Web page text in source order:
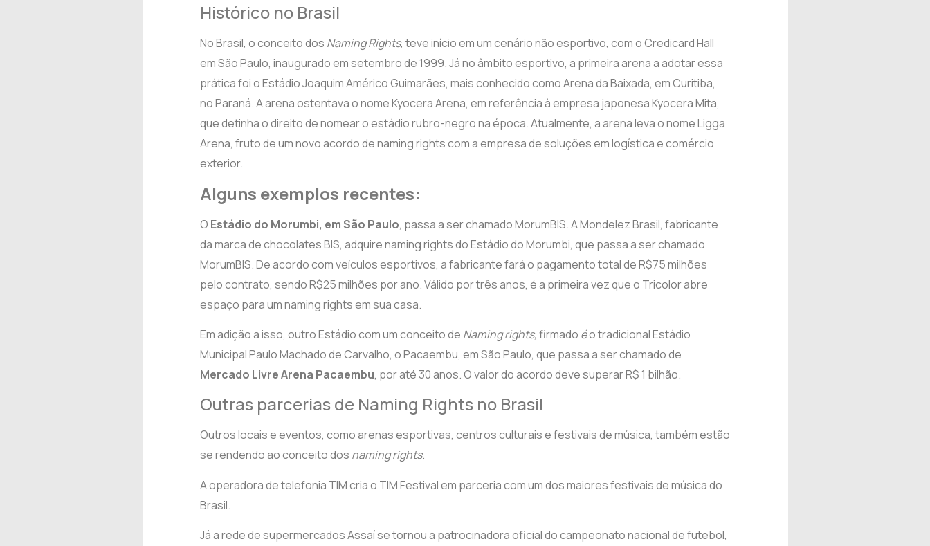
Histórico no Brasil
No Brasil, o conceito dos Naming Rights, teve início em um cenário não esportivo, com o Credicard Hall
em São Paulo, inaugurado em setembro de 1999. Já no âmbito esportivo, a primeira arena a adotar essa
prática foi o Estádio Joaquim Américo Guimarães, mais conhecido como Arena da Baixada, em Curitiba,
no Paraná. A arena ostentava o nome Kyocera Arena, em referência à empresa japonesa Kyocera Mita,
que detinha o direito de nomear o estádio rubro-negro na época. Atualmente, a arena leva o nome Ligga
Arena, fruto de um novo acordo de naming rights com a empresa de soluções em logística e comércio
exterior.
Alguns exemplos recentes:
O Estádio do Morumbi, em São Paulo, passa a ser chamado MorumBIS. A Mondelez Brasil, fabricante
da marca de chocolates BIS, adquire naming rights do Estádio do Morumbi, que passa a ser chamado
MorumBIS.De acordo com veículos esportivos, a fabricante fará o pagamento total de R$75 milhões
pelo contrato, sendo R$25 milhões por ano. Válido por três anos, é a primeira vez que o Tricolor abre
espaço para um naming rights em sua casa.
Em adição a isso, outro Estádio com um conceito de Naming rights,firmado éo tradicional Estádio
Municipal Paulo Machado de Carvalho, o Pacaembu, em São Paulo, que passa a ser chamado de
Mercado Livre Arena Pacaembu, por até 30 anos. O valor do acordo deve superar R$ 1 bilhão.
Outras parcerias de Naming Rights no Brasil
Outros locais e eventos, como arenas esportivas, centros culturais e festivais de música, também estão
se rendendo ao conceito dos naming rights.
A operadora de telefonia TIM cria o TIM Festival em parceria com um dos maiores festivais de música do
Brasil.
Já a rede de supermercados Assaí se tornou a patrocinadora oficial do campeonato nacional de futebol,